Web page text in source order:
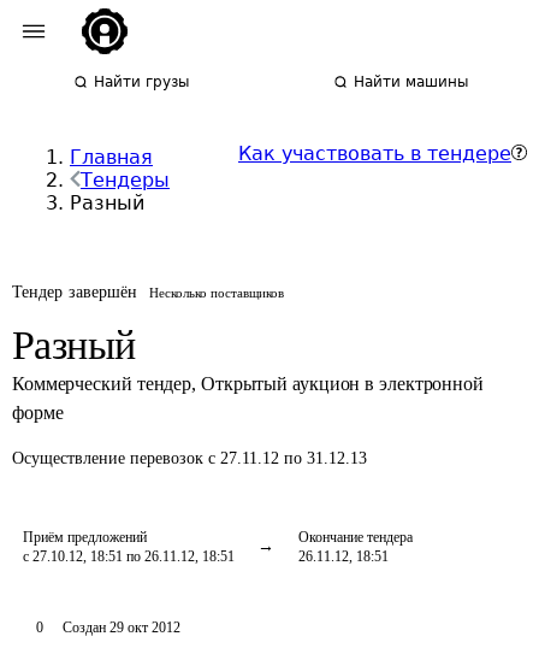
Найти грузы Найти машины
Главная
Тендеры
Разный
Как участвовать в тендере
Тендер завершён Несколько поставщиков
Разный
Коммерческий тендер, Открытый аукцион в электронной
форме
Осуществление перевозок с 27.11.12 по 31.12.13
Приём предложений
с 27.10.12, 18:51 по 26.11.12, 18:51
Окончание тендера
26.11.12, 18:51
0 Создан 29 окт 2012